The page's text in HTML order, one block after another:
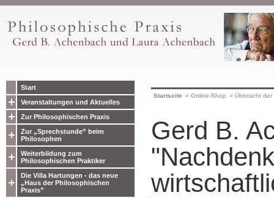
Start
Veranstaltungen und Aktuelles
Zur Philosophischen Praxis
Zur „Sprechstunde” beim
Philosophen
Weiterbildung zum
Philosophischen Praktiker
Die Villa Hartungen - das neue
„Haus der Philosophischen
Praxis”
Startseite » Online-Shop » Übersicht
Gerd B.